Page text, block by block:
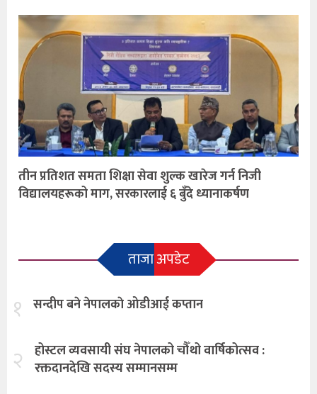
तीन प्रतिशत समता शिक्षा सेवा शुल्क खारेज गर्न निजी
विद्यालयहरूको माग, सरकारलाई ६ बुँदे ध्यानाकर्षण
ताजा अपडेट
१ सन्दीप बने नेपालकाे ओडीआई कप्तान
२ होस्टल व्यवसायी संघ नेपालको चौँथो वार्षिकोत्सव :
रक्तदानदेखि सदस्य सम्मानसम्म